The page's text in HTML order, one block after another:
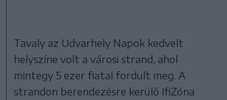
Tavaly az Udvarhely Napok kedvelt
helyszíne volt a városi strand, ahol
mintegy 5 ezer fiatal fordult meg. A
strandon berendezésre kerülő IfiZóna